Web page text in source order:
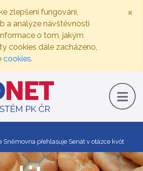
zlepšení fungování,
a analýze návštěvnosti
o tom, jakým
cookies dále zacházeno,
cookies.
×
Sněmovna přehlasuje Senát v otázce kvót